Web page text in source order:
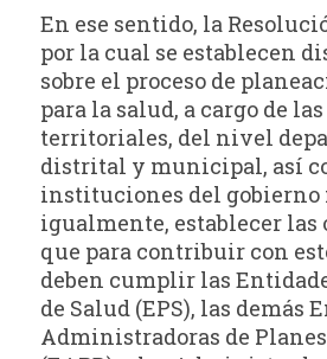
En ese sentido, la
por la cual se establecen
sobre el proceso de
para la salud, a cargo de
territoriales, del nivel
distrital y municipal, así
instituciones del gobierno
igualmente, establecer las
que para contribuir con
deben cumplir las
de Salud (EPS), las demás
Administradoras de